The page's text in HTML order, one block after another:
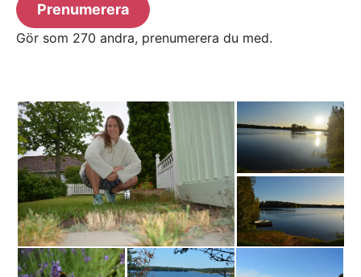
Prenumerera
Gör som 270 andra, prenumerera du med.